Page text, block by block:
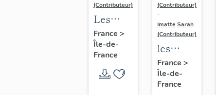
(Contributeur)
Les
lustres
de la
Galerie
marchande
France >
Île-de-
France
(Contributeur)
-
Imatte Sarah
(Contributeur)
les
Trois
Soleils
France >
Île-de-
France